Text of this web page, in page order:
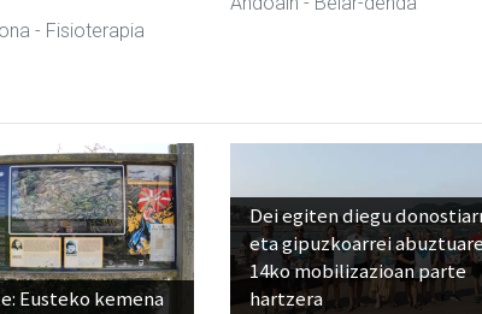
- Fisioterapia
Eusteko kemena
Dei egiten diegu
eta gipuzkoarrei
14ko mobilizazioan parte
hartzera